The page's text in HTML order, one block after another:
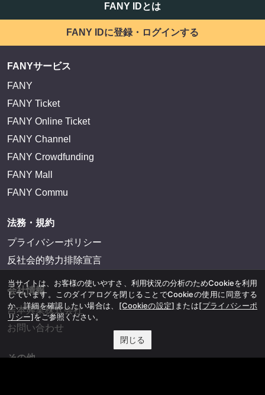
FANY IDとは
FANY IDに登録・ログインする
FANYサービス
FANY
FANY Ticket
FANY Online Ticket
FANY Channel
FANY Crowdfunding
FANY Mall
FANY Commu
法務・規約
プライバシーポリシー
反社会的勢力排除宣言
会社情報
吉本興業株式会社
お問い合わせ
その他
当サイトは、お客様の使いやすさ、利用状況の分析のためCookieを利用
しています。このダイアログを閉じることでCookieの使用に同意する
か、詳細を確認したい場合は、 [Cookieの設定] または[プライバシーポ
リシー]をご参照ください。
閉じる